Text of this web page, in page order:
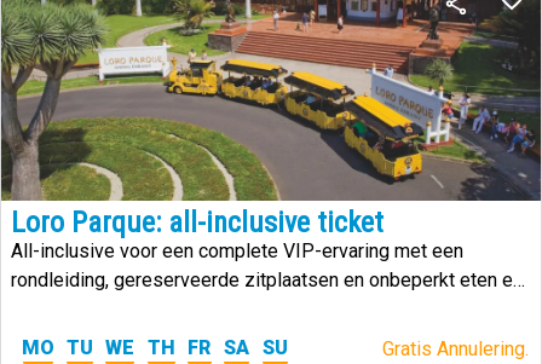
Loro Parque: all-inclusive ticket
All-inclusive voor een complete VIP-ervaring met een
rondleiding, gereserveerde zitplaatsen en onbeperkt eten en
MO TU WE TH FR SA SU Gratis Annulering.